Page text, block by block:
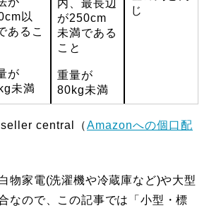
以
あるこ
が
未満
内、最長辺
が250cm
未満である
こと
重量が
80kg未満
じ
central（Amazonへの個口配
物家電(洗濯機や冷蔵庫など)や大型
なので、この記事では「小型・標